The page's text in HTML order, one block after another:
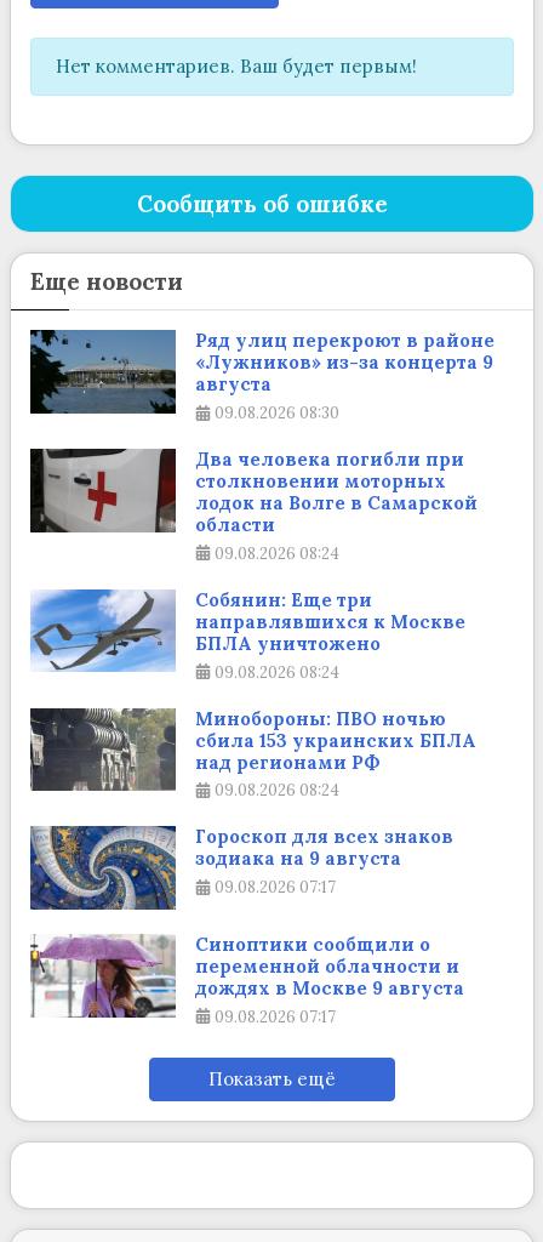
Нет комментариев. Ваш будет первым!
Сообщить об ошибке
Еще новости
Ряд улиц перекроют в районе
«Лужников» из-за концерта 9
августа
09.08.2026 08:30
Два человека погибли при
столкновении моторных
лодок на Волге в Самарской
области
09.08.2026 08:24
Собянин: Еще три
направлявшихся к Москве
БПЛА уничтожено
09.08.2026 08:24
Минобороны: ПВО ночью
сбила 153 украинских БПЛА
над регионами РФ
09.08.2026 08:24
Гороскоп для всех знаков
зодиака на 9 августа
09.08.2026 07:17
Синоптики сообщили о
переменной облачности и
дождях в Москве 9 августа
09.08.2026 07:17
Показать ещё